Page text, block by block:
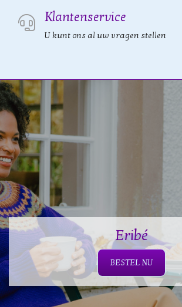
Klantenservice
U kunt ons al uw vragen stellen
Eribé
BESTEL NU